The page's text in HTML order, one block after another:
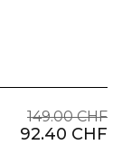
149.00 CHF
92.40 CHF